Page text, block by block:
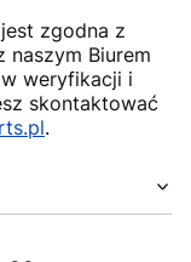
zgodna z
naszym Biurem
w weryfikacji i
skontaktować
.